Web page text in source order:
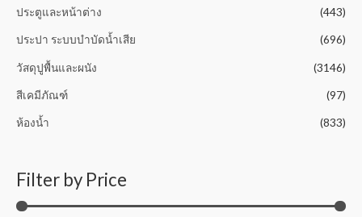
ประตูและหน้าต่าง (443)
ประปา ระบบบำบัดน้ำเสีย (696)
วัสดุปูพื้นและผนัง (3146)
สีเคมีภัณฑ์ (97)
ห้องน้ำ (833)
Filter by Price